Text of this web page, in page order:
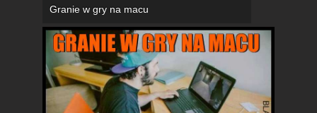
Granie w gry na macu